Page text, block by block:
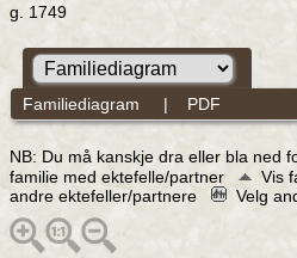
g. 1749
Familiediagram | PDF
NB: Du må kanskje dra eller bla ned
familie med ektefelle/partner
Vis
andre ektefeller/partnere
Velg